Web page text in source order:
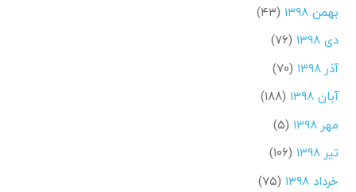
بهمن ۱۳۹۸
(۴۳)
دی ۱۳۹۸
(۷۶)
آذر ۱۳۹۸
(۷۰)
آبان ۱۳۹۸
(۱۸۸)
مهر ۱۳۹۸
(۵)
تیر ۱۳۹۸
(۱۰۶)
خرداد ۱۳۹۸
(۷۵)